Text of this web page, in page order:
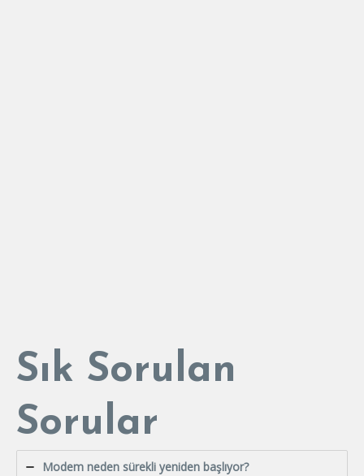
Sık Sorulan
Sorular
Modem neden sürekli yeniden başlıyor?